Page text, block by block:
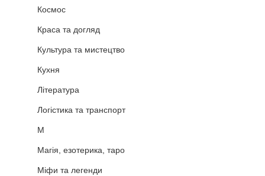
Космос
Краса та догляд
Культура та мистецтво
Кухня
Література
Логістика та транспорт
М
Магія, езотерика, таро
Міфи та легенди